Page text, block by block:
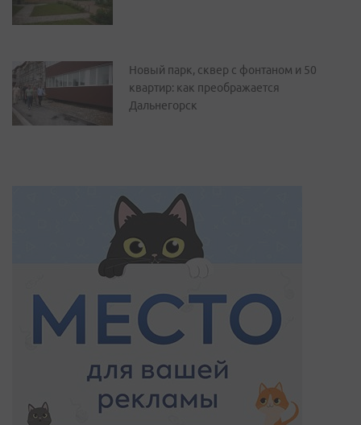
Новый парк, сквер с фонтаном и 50
квартир: как преображается
Дальнегорск